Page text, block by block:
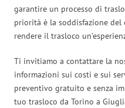
garantire un processo di
priorità è la soddisfazione
rendere il trasloco
Ti invitiamo a contattare la
informazioni sui costi e sui
preventivo gratuito e senza
tuo trasloco da Torino a